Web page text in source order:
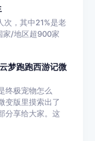
，其中21%是老
家/地区超900家
梦跑跑西游记微
终极宠物怎么
变版里摸索出了
分享给大家。这